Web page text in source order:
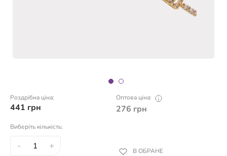
Роздрібна ціна:
441 грн
Оптова ціна:
276 грн
Виберіть кількість:
- + В ОБРАНЕ